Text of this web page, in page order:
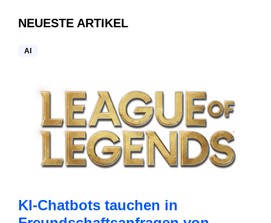
NEUESTE ARTIKEL
AI
KI-Chatbots tauchen in